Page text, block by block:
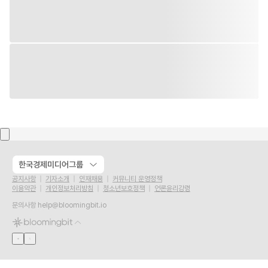
한국경제미디어그룹
공지사항 기자소개 인재채용
커뮤니티 운영정책
이용약관
개인정보처리방침 청소년보호정책
언론윤리강령
문의사항 help@bloomingbit.io